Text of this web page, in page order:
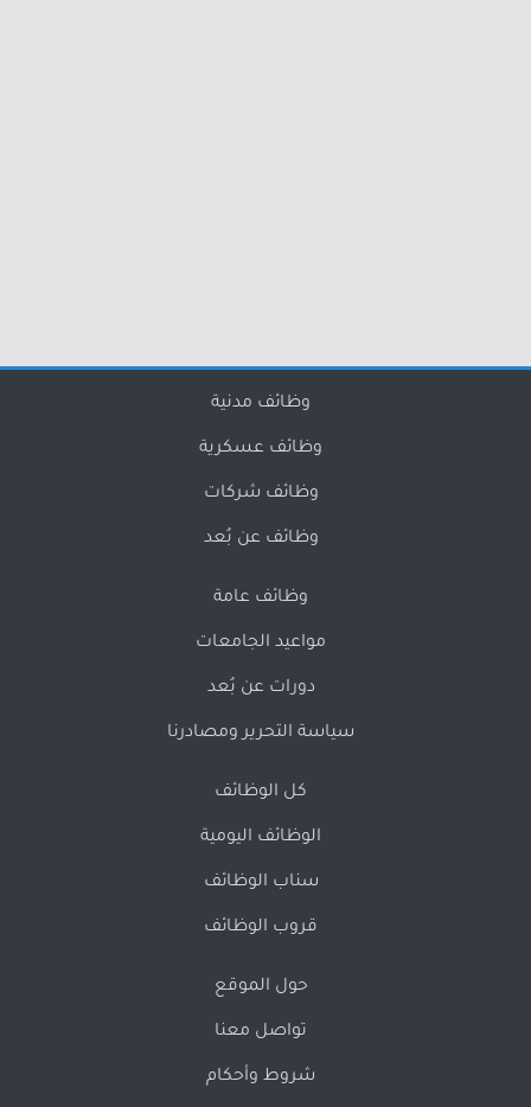
وظائف مدنية
وظائف عسكرية
وظائف شركات
وظائف عن بُعد
وظائف عامة
مواعيد الجامعات
دورات عن بُعد
سياسة التحرير ومصادرنا
كل الوظائف
الوظائف اليومية
سناب الوظائف
قروب الوظائف
حول الموقع
تواصل معنا
شروط وأحكام